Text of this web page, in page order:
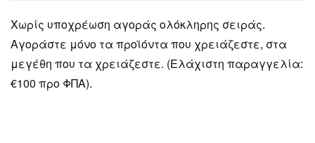
Χωρίς υποχρέωση αγοράς ολόκληρης σειράς.
Αγοράστε μόνο τα προϊόντα που χρειάζεστε, στα
μεγέθη που τα χρειάζεστε. (Ελάχιστη παραγγελία:
€100 προ ΦΠΑ).